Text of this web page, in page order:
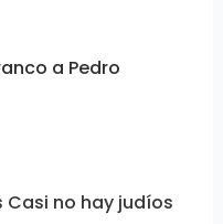
a Pedro
no hay judíos